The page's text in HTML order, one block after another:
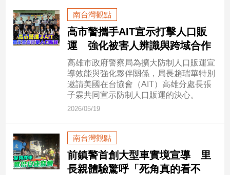
建
築/
室
內
座/
命
理
南台灣觀點
高市警攜手AIT宣示打擊人口販
運 強化被害人辨識與跨域合作
高雄市政府警察局為擴大防制人口販運宣
導效能與強化夥伴關係，局長趙瑞華特別
邀請美國在台協會（AIT）高雄分處長張
子霖共同宣示防制人口販運的決心。
2026/05/19
南台灣觀點
前鎮警首創大型車實境宣導 里
長親體驗驚呼「死角真的看不